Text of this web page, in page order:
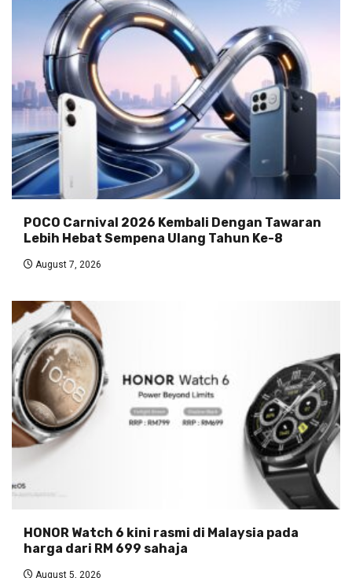
POCO Carnival 2026 Kembali Dengan Tawaran
Lebih Hebat Sempena Ulang Tahun Ke-8
August 7, 2026
HONOR Watch 6 kini rasmi di Malaysia pada
harga dari RM 699 sahaja
August 5, 2026